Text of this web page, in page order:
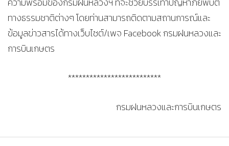
ทางธรรมชาติต่างๆ โดยท่านสามารถติดตามสถานการณ์และ
ข้อมูลข่าวสารได้ทางเว็บไซต์/เพจ Facebook กรมฝนหลวงและ
การบินเกษตร
**************************
กรมฝนหลวงและการบินเกษตร